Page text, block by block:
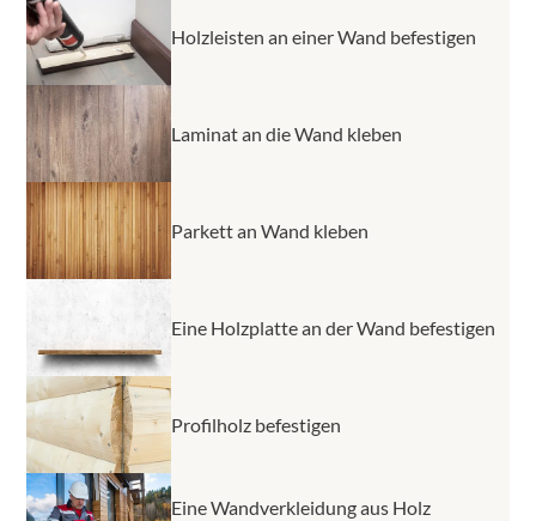
Holzleisten an einer Wand befestigen
Laminat an die Wand kleben
Parkett an Wand kleben
Eine Holzplatte an der Wand befestigen
Profilholz befestigen
Eine Wandverkleidung aus Holz